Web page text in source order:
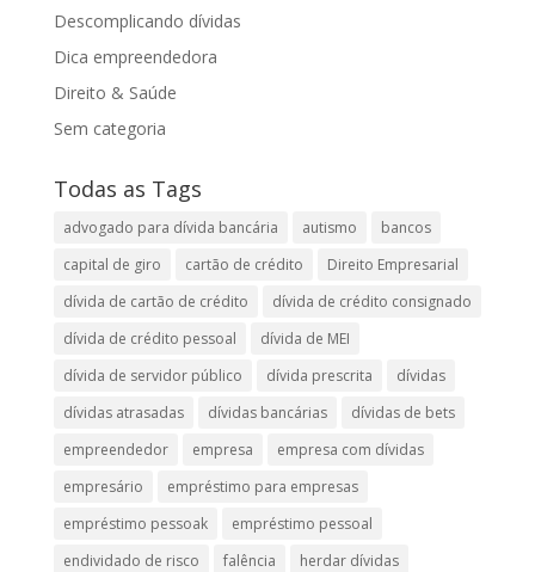
Descomplicando dívidas
Dica empreendedora
Direito & Saúde
Sem categoria
Todas as Tags
advogado para dívida bancária autismo
bancos
capital de giro
cartão de crédito
Direito Empresarial
dívida de cartão de crédito
dívida de crédito consignado
dívida de crédito pessoal
dívida de MEI
dívida de servidor público
dívida prescrita
dívidas
dívidas atrasadas
dívidas bancárias
dívidas de bets
empreendedor
empresa
empresa com dívidas
empresário
empréstimo para empresas
empréstimo pessoak
empréstimo pessoal
endividado de risco
falência
herdar dívidas